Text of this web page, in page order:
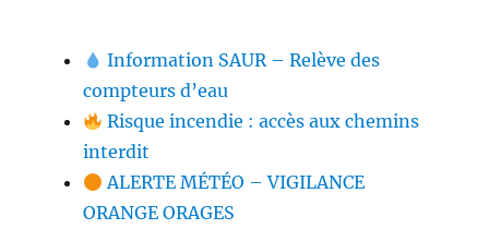
Information SAUR – Relève des
compteurs d’eau
Risque incendie : accès aux chemins
interdit
ALERTE MÉTÉO – VIGILANCE
ORANGE ORAGES